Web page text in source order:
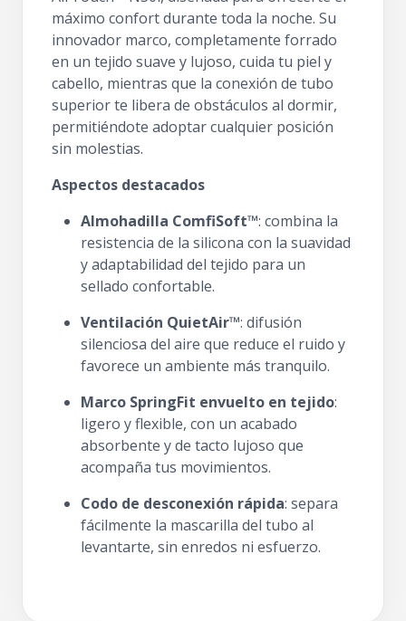
máximo confort durante toda la noche. Su
innovador marco, completamente forrado
en un tejido suave y lujoso, cuida tu piel y
cabello, mientras que la conexión de tubo
superior te libera de obstáculos al dormir,
permitiéndote adoptar cualquier posición
sin molestias.
Aspectos destacados
Almohadilla ComfiSoft™: combina la
resistencia de la silicona con la suavidad
y adaptabilidad del tejido para un
sellado confortable.
Ventilación QuietAir™: difusión
silenciosa del aire que reduce el ruido y
favorece un ambiente más tranquilo.
Marco SpringFit envuelto en tejido:
ligero y flexible, con un acabado
absorbente y de tacto lujoso que
acompaña tus movimientos.
Codo de desconexión rápida: separa
fácilmente la mascarilla del tubo al
levantarte, sin enredos ni esfuerzo.